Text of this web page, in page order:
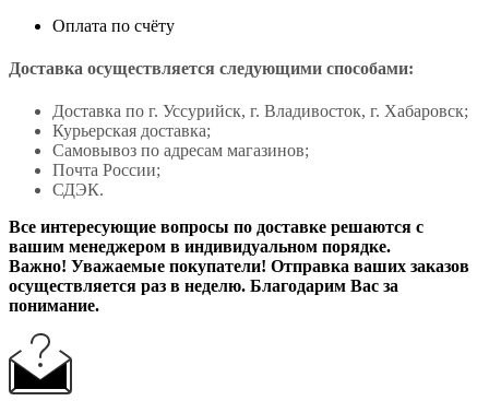
Оплата по счёту
Доставка осуществляется следующими способами:
Доставка по г. Уссурийск, г. Владивосток, г. Хабаровск;
Курьерская доставка;
Самовывоз по адресам магазинов;
Почта России;
СДЭК.
Все интересующие вопросы по доставке решаются с
вашим менеджером в индивидуальном порядке.
Важно! Уважаемые покупатели! Отправка ваших заказов
осуществляется раз в неделю. Благодарим Вас за
понимание.